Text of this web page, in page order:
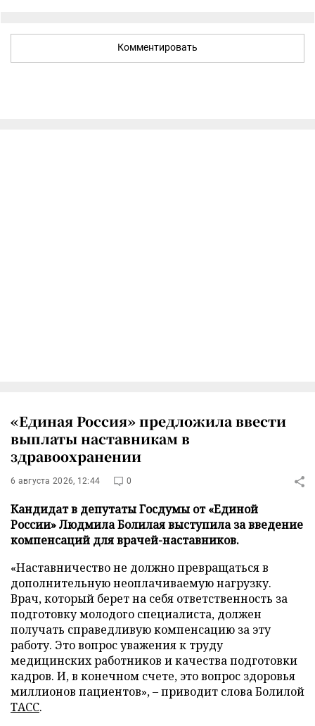
Комментировать
«Единая Россия» предложила ввести
выплаты наставникам в
здравоохранении
6 августа 2026, 12:44 0
Кандидат в депутаты Госдумы от «Единой
России» Людмила Болилая выступила за введение
компенсаций для врачей-наставников.
«Наставничество не должно превращаться в
дополнительную неоплачиваемую нагрузку.
Врач, который берет на себя ответственность за
подготовку молодого специалиста, должен
получать справедливую компенсацию за эту
работу. Это вопрос уважения к труду
медицинских работников и качества подготовки
кадров. И, в конечном счете, это вопрос здоровья
миллионов пациентов», – приводит слова Болилой
ТАСС.